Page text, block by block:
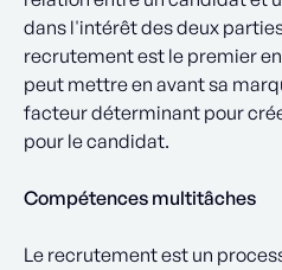
dans l'intérêt des deux
recrutement est le premier
peut mettre en avant sa
facteur déterminant pour
pour le candidat.
Compétences multitâches
Le recrutement est un